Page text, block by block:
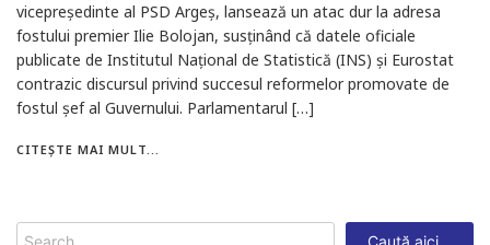
vicepreședinte al PSD Argeș, lansează un atac dur la adresa
fostului premier Ilie Bolojan, susținând că datele oficiale
publicate de Institutul Național de Statistică (INS) și Eurostat
contrazic discursul privind succesul reformelor promovate de
fostul șef al Guvernului. Parlamentarul […]
CITEȘTE MAI MULT...
Search